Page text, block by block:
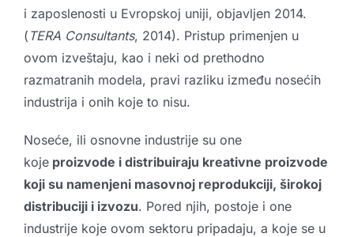
i zaposlenosti u Evropskoj uniji, objavljen 2014.
( TERA Consultants, 2014). Pristup primenjen u
ovom izveštaju, kao i neki od prethodno
razmatranih modela, pravi razliku između nosećih
industrija i onih koje to nisu.
Noseće, ili osnovne industrije su one
kojeproizvode i distribuiraju kreativne proizvode
koji su namenjeni masovnoj reprodukciji, širokoj
distribuciji i izvozu. Pored njih, postoje i one
industrije koje ovom sektoru pripadaju, a koje se u